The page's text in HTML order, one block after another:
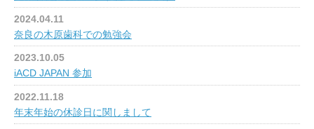
2024.04.11
奈良の木原歯科での勉強会
2023.10.05
iACD JAPAN 参加
2022.11.18
年末年始の休診日に関しまして